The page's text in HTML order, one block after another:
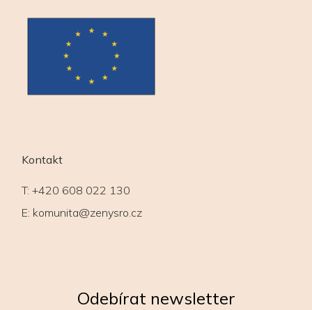
Kontakt
T: +420 608 022 130
E: komunita@zenysro.cz
Odebírat newsletter